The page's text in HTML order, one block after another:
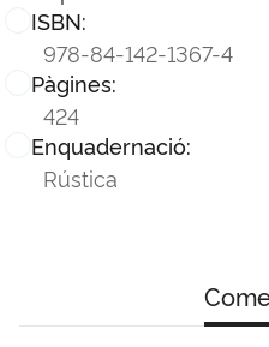
ISBN:
978-84-142-1367-4
Pàgines:
424
Enquadernació:
Rústica